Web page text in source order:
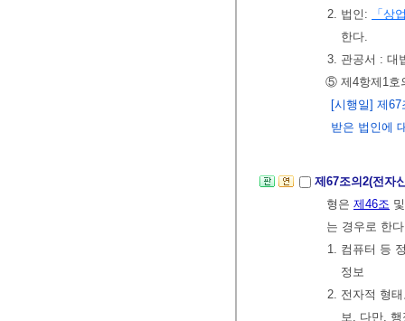
2. 법인:
「상
한다.
3. 관공서 : 대
⑤ 제4항제1호
[시행일] 제
받은 법인에
제67조의2(전자
형은 제46조
는 경우로 한
1. 컴퓨터 등
정보
2. 전자적 형
보. 다만,